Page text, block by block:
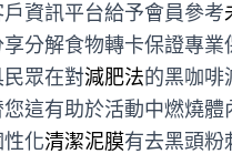
資訊平台給予會員參考
分解食物轉卡保證專業
眾在對減肥法的黑咖啡
這有助於活動中燃燒體
化清潔泥膜有去黑頭粉